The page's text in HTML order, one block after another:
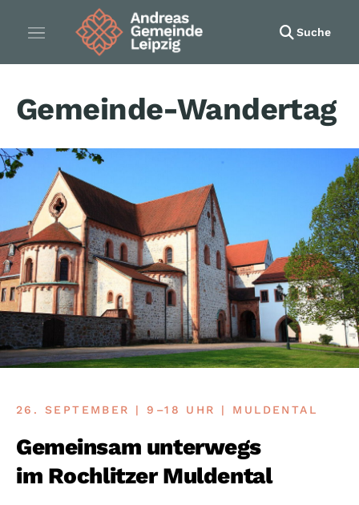
Suche
Gemeinde-Wandertag
26. SEPTEMBER | 9–18 UHR | MULDENTAL
Gemeinsam unterwegs
im Roch­litzer Mulden­tal